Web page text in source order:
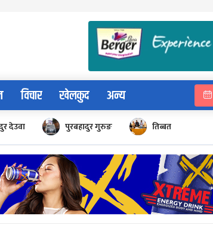
विचार खेलकुद अन्य
देउवा पुरबहादुर गुरुङ तिब्बत